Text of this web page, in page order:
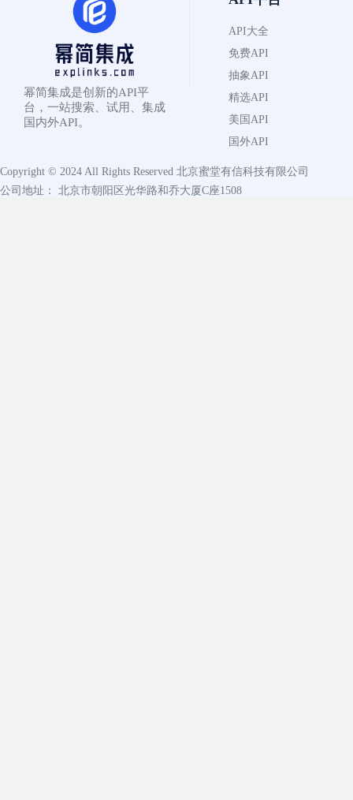
幂简集成是创新的API平
台，一站搜索、试用、集成
国内外API。
API大全
免费API
抽象API
精选API
美国API
国外API
Copyright © 2024 All Rights Reserved 北京蜜堂有信科技有限公司
公司地址： 北京市朝阳区光华路和乔大厦C座1508